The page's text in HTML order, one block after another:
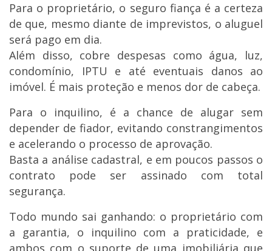
Para o proprietário, o seguro fiança é a certeza
de que, mesmo diante de imprevistos, o aluguel
será pago em dia.
Além disso, cobre despesas como água, luz,
condomínio, IPTU e até eventuais danos ao
imóvel. É mais proteção e menos dor de cabeça.
Para o inquilino, é a chance de alugar sem
depender de fiador, evitando constrangimentos
e acelerando o processo de aprovação.
Basta a análise cadastral, e em poucos passos o
contrato pode ser assinado com total
segurança.
Todo mundo sai ganhando: o proprietário com
a garantia, o inquilino com a praticidade, e